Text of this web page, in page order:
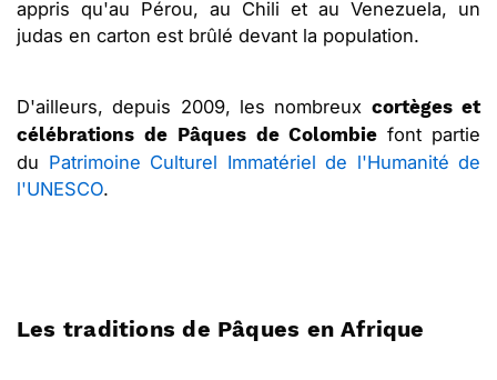
appris qu'au Pérou, au Chili et au Venezuela, un
judas en carton est brûlé devant la population.
D'ailleurs, depuis 2009, les nombreux cortèges et
célébrations de Pâques de Colombie font partie
du Patrimoine Culturel Immatériel de l'Humanité de
l'UNESCO.
Les traditions de Pâques en Afrique